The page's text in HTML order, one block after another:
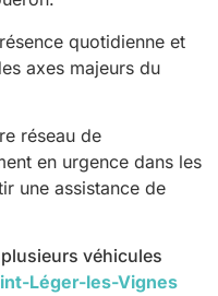
quotidienne et
axes majeurs du
réseau de
en urgence dans les
une assistance de
véhicules
Léger-les-Vignes